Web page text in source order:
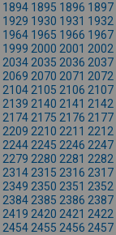
1894 1895 1896 1897
1929 1930 1931 1932
1964 1965 1966 1967
1999 2000 2001 2002
2034 2035 2036 2037
2069 2070 2071 2072
2104 2105 2106 2107
2139 2140 2141 2142
2174 2175 2176 2177
2209 2210 2211 2212
2244 2245 2246 2247
2279 2280 2281 2282
2314 2315 2316 2317
2349 2350 2351 2352
2384 2385 2386 2387
2419 2420 2421 2422
2454 2455 2456 2457